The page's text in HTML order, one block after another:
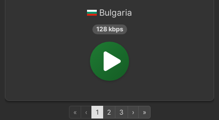
Bulgaria
128 kbps
« ‹ 1 2 3 › »